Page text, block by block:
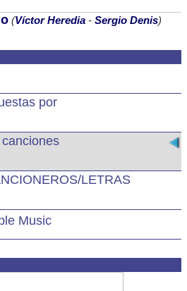
por
LETRAS
Music
(Víctor Heredia - Sergio Denis)